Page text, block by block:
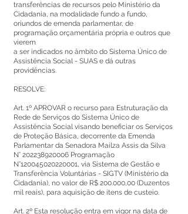
transferências de recursos pelo Ministério da
Cidadania, na modalidade fundo a fundo,
oriundos de emenda parlamentar, de
programação orçamentária própria e outros que
vierem
a ser indicados no âmbito do Sistema Único de
Assistência Social - SUAS e dá outras
providências.
RESOLVE:
Art. 1º APROVAR o recurso para Estruturação da
Rede de Serviços do Sistema Único de
Assistência Social visando beneficiar os Serviços
de Proteção Básica, decorrente da Emenda
Parlamentar da Senadora Mailza Assis da Silva
N° 202238920006 Programação
N°120045020220001, via Sistema de Gestão e
Transferência Voluntárias - SIGTV (Ministério da
Cidadania), no valor de R$ 200.000,00 (Duzentos
mil reais), para aquisição de itens de custeio.
Art. 2º Esta resolução entra em vigor na data de